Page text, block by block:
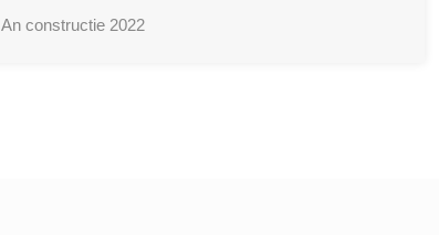
An constructie 2022